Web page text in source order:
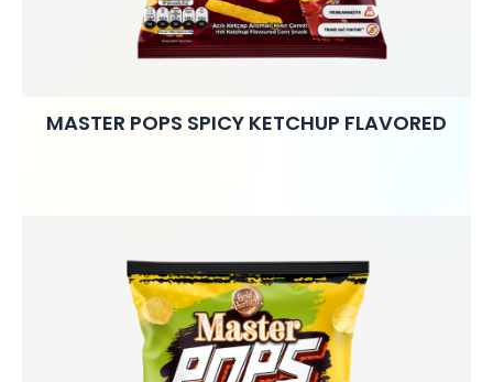
MASTER POPS SPICY KETCHUP FLAVORED